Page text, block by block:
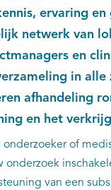
ervaring
netwerk van
en
in alle
afhandeling
en het
onderzoeker of
onderzoek
van een